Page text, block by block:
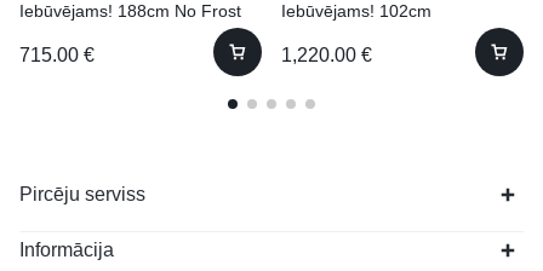
Iebūvējams! 188cm No Frost
715.00 €
Iebūvējams! 102cm
1,220.00 €
Pircēju serviss
Informācija